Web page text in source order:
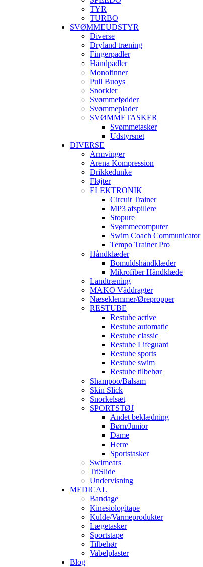
TYR
TURBO
SVØMMEUDSTYR
Diverse
Dryland træning
Fingerpadler
Håndpadler
Monofinner
Pull Buoys
Snorkler
Svømmefødder
Svømmeplader
SVØMMETASKER
Svømmetasker
Udstyrsnet
DIVERSE
Armvinger
Arena Kompression
Drikkedunke
Fløjter
ELEKTRONIK
Circuit Trainer
MP3 afspillere
Stopure
Svømmecomputer
Swim Coach Communicator
Tempo Trainer Pro
Håndklæder
Bomuldshåndklæder
Mikrofiber Håndklæde
Landtræning
MAKO Våddragter
Næseklemmer/Ørepropper
RESTUBE
Restube active
Restube automatic
Restube classic
Restube Lifeguard
Restube sports
Restube swim
Restube tilbehør
Shampoo/Balsam
Skin Slick
Snorkelsæt
SPORTSTØJ
Andet beklædning
Børn/Junior
Dame
Herre
Sportstasker
Swimears
TriSlide
Undervisning
MEDICAL
Bandage
Kinesiologitape
Kulde/Varmeprodukter
Lægetasker
Sportstape
Tilbehør
Vabelplaster
Blog